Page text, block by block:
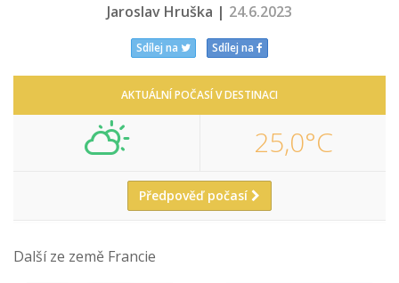
Jaroslav Hruška | 24.6.2023
Sdílej na Sdílej na
AKTUÁLNÍ POČASÍ V DESTINACI
25,0°C
Předpověď počasí
Další ze země Francie